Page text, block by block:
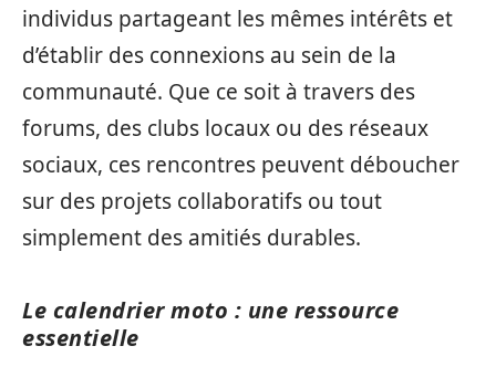
individus partageant les mêmes intérêts et
d’établir des connexions au sein de la
communauté. Que ce soit à travers des
forums, des clubs locaux ou des réseaux
sociaux, ces rencontres peuvent déboucher
sur des projets collaboratifs ou tout
simplement des amitiés durables.
Le calendrier moto : une ressource
essentielle